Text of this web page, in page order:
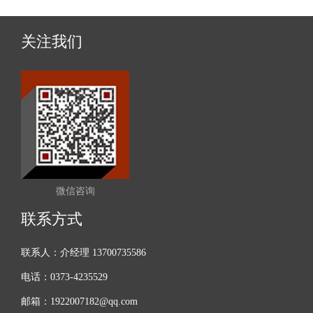
关注我们
微信咨询
联系方式
联系人：介经理 13700735586
电话：0373-4235529
邮箱：1922007182@qq.com